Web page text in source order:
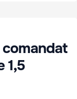
1,5